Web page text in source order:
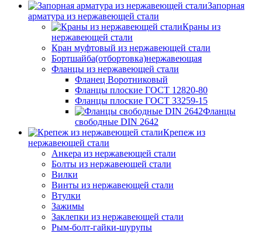
Запорная
арматура из нержавеющей стали
Краны из
нержавеющей стали
Кран муфтовый из нержавеющей стали
Бортшайба(отбортовка)нержавеющая
Фланцы из нержавеющей стали
Фланец Воротниковый
Фланцы плоские ГОСТ 12820-80
Фланцы плоские ГОСТ 33259-15
Фланцы
свободные DIN 2642
Крепеж из
нержавеющей стали
Анкера из нержавеющей стали
Болты из нержавеющей стали
Вилки
Винты из нержавеющей стали
Втулки
Зажимы
Заклепки из нержавеющей стали
Рым-болт-гайки-шурупы